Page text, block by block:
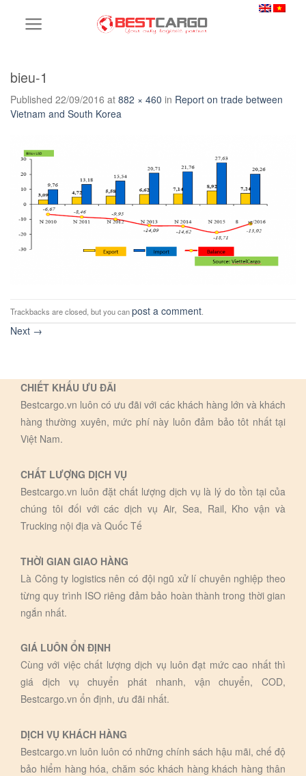
bieu-1
Published 22/09/2016 at 882 × 460 in Report on trade between
Vietnam and South Korea
Trackbacks are closed, but you canpost a comment
Next →
CHIẾT KHẤU ƯU ĐÃI
Bestcargo.vn luôn có ưu đãi với các khách hàng lớn và khách
hàng thường xuyên, mức phí này luôn đảm bảo tôt nhất tại
Việt Nam.
CHẤT LƯỢNG DỊCH VỤ
Bestcargo.vn luôn đặt chất lượng dịch vụ là lý do tồn tại của
chúng tôi đối với các dịch vụ Air, Sea, Rail, Kho vận và
Trucking nội địa và Quốc Tế
THỜI GIAN GIAO HÀNG
Là Công ty logistics nên có đội ngũ xử lí chuyên nghiệp theo
từng quy trình ISO riêng đảm bảo hoàn thành trong thời gian
ngắn nhất.
GIÁ LUÔN ỔN ĐỊNH
Cùng với việc chất lượng dịch vụ luôn đạt mức cao nhất thì
giá dịch vụ chuyển phát nhanh, vận chuyển, COD,
Bestcargo.vn ổn định, ưu đãi nhất.
DỊCH VỤ KHÁCH HÀNG
Bestcargo.vn luôn luôn có những chính sách hậu mãi, chế độ
bảo hiểm hàng hóa, chăm sóc khách hàng khách hàng thân